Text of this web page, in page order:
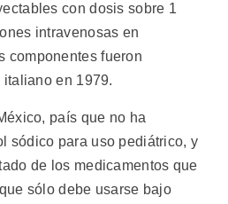
con dosis sobre 1
intravenosas en
componentes fueron
en 1979.
país que no ha
sódico para uso pediátrico, y
de los medicamentos que
sólo debe usarse bajo